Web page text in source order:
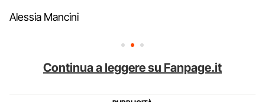
Alessia Mancini
Continua a leggere su Fanpage.it